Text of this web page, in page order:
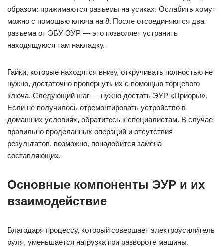
образом: прижимаются разъемы на усиках. Ослабить хомут
можно с помощью ключа на 8. После отсоединяются два
разъема от ЭБУ ЭУР — это позволяет устранить
находящуюся там накладку.
Гайки, которые находятся внизу, откручивать полностью не
нужно, достаточно провернуть их с помощью торцевого
ключа. Следующий шаг — нужно достать ЭУР «Приоры».
Если не получилось отремонтировать устройство в
домашних условиях, обратитесь к специалистам. В случае
правильно проделанных операций и отсутствия
результатов, возможно, понадобится замена
составляющих.
Основные компоненты ЭУР и их
взаимодействие
Благодаря процессу, который совершает электроусилитель
руля, уменьшается нагрузка при развороте машины.